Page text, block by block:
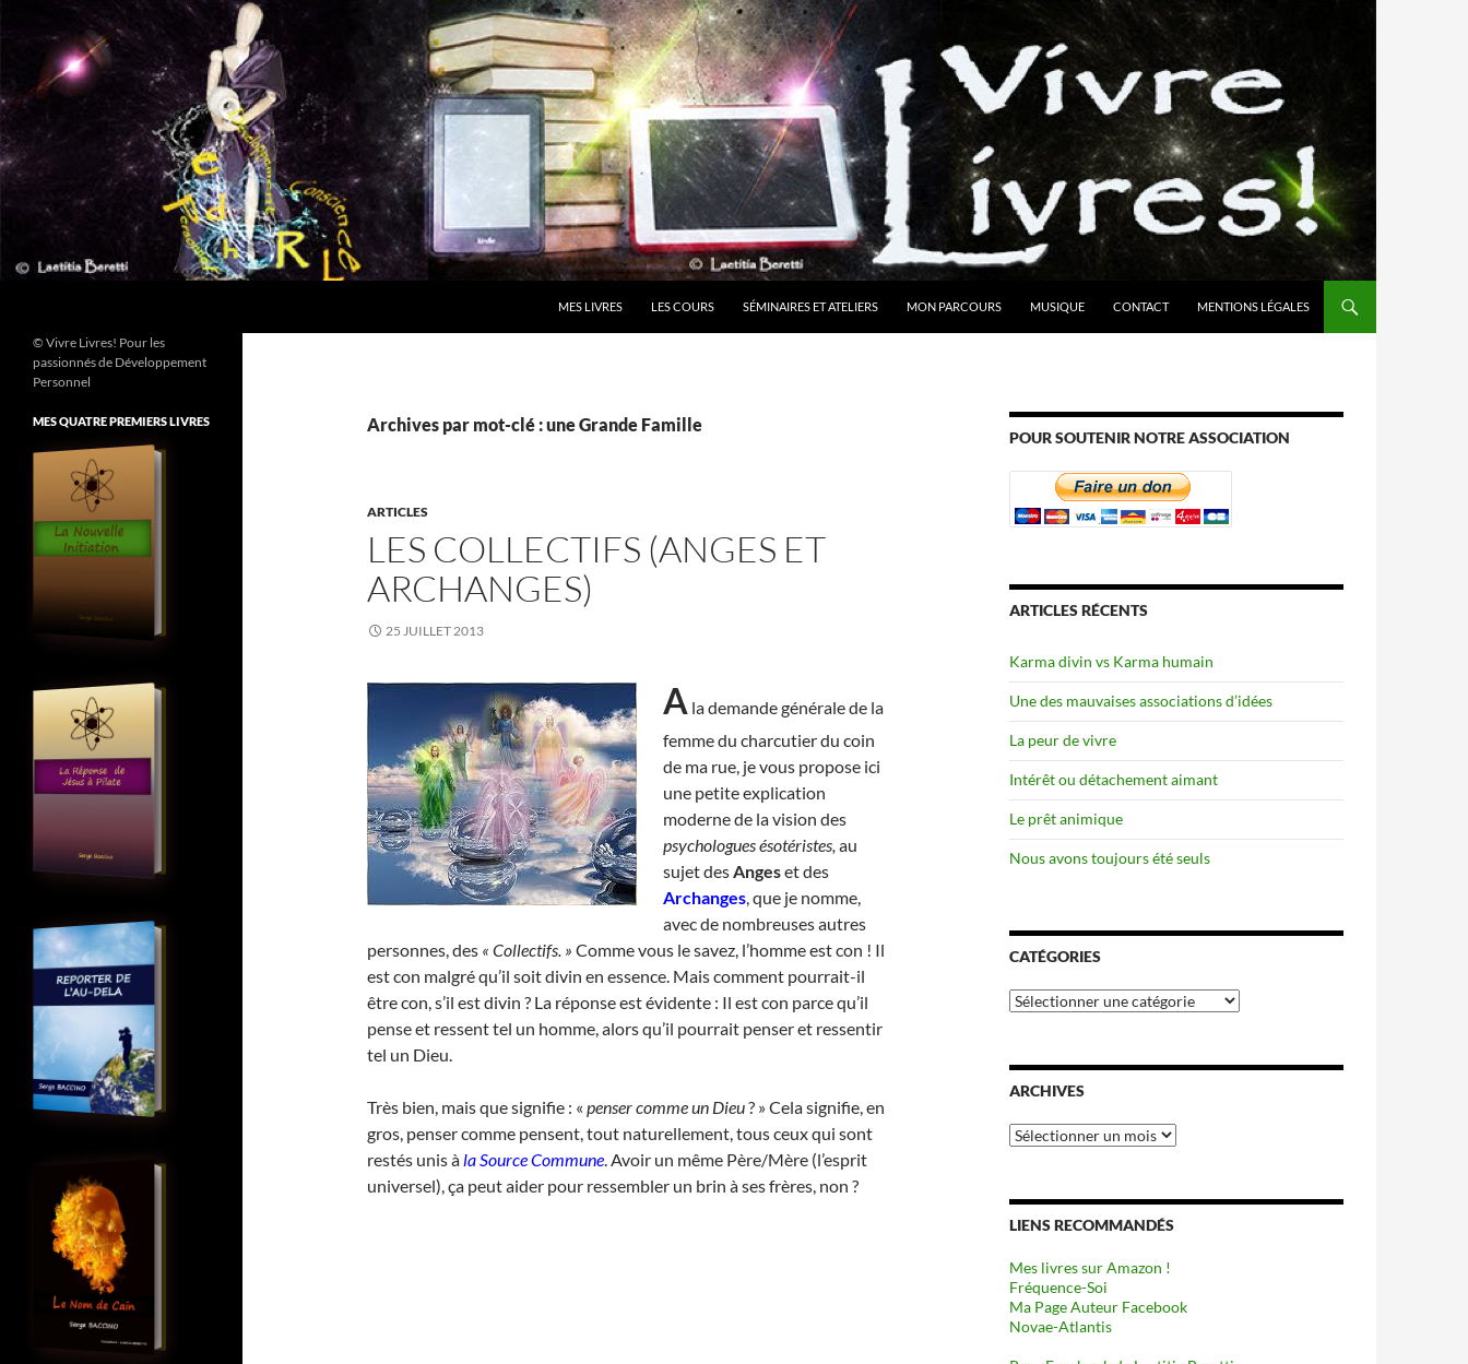
contenu
MES LIVRES LES COURS SÉMINAIRES ET ATELIERS MON PARCOURS MUSIQUE CONTACT MENTIONS LÉGALES
Archives par mot-clé : une Grande Famille
ARTICLES
LES COLLECTIFS (ANGES ET
ARCHANGES)
25 JUILLET 2013
A la demande générale de la
femme du charcutier du coin
de ma rue, je vous propose ici
une petite explication
moderne de la vision des
psychologues ésotéristes, au
sujet desAngeset des
Archanges, que je nomme,
avec de nombreuses autres
personnes, des « Collectifs. » Comme vous le savez, l’homme est con ! Il
est con malgré qu’il soit divin en essence. Mais comment pourrait-il
être con, s’il est divin ? La réponse est évidente : Il est con parce qu’il
pense et ressent tel un homme, alors qu’il pourrait penser et ressentir
tel un Dieu.
Très bien, mais que signifie : « penser comme un Dieu? » Cela signifie, en
gros, penser comme pensent, tout naturellement, tous ceux qui sont
restés unis àla Source Commune. Avoir un même Père/Mère (l’esprit
universel), ça peut aider pour ressembler un brin à ses frères, non ?
POUR SOUTENIR NOTRE ASSOCIATION
ARTICLES RÉCENTS
Karma divin vs Karma humain
Une des mauvaises associations d’idées
La peur de vivre
Intérêt ou détachement aimant
Le prêt animique
Nous avons toujours été seuls
CATÉGORIES
Catégories
ARCHIVES
Archives
LIENS RECOMMANDÉS
Mes livres sur Amazon !
Fréquence-Soi
Ma Page Auteur Facebook
Novae-Atlantis
© Vivre Livres! Pour les
passionnés de Développement
Personnel
MES QUATRE PREMIERS LIVRES